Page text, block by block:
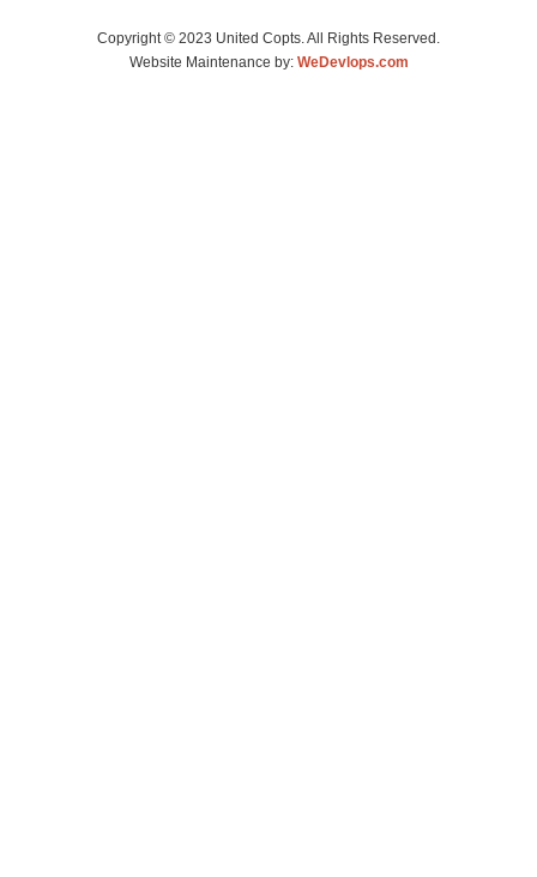
Copyright © 2023 United Copts. All Rights Reserved.
Website Maintenance by: WeDevlops.com